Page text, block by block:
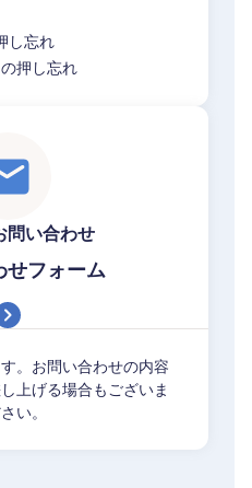
し忘れ
押し忘れ
問い合わせ
せフォーム
。お問い合わせの内容
上げる場合もございま
い。